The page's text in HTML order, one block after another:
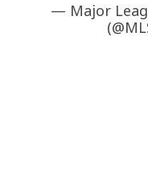
— Major